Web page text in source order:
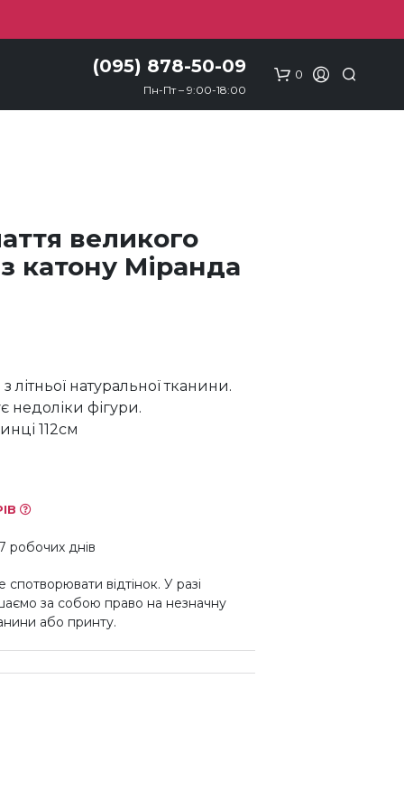
(095) 878-50-09
Пн-Пт – 9:00-18:00
0
великого
катону Міранда
літньої натуральної тканини.
недоліки фігури.
112см
робочих днів
відтінок. У разі
за собою право на незначну
або принту.